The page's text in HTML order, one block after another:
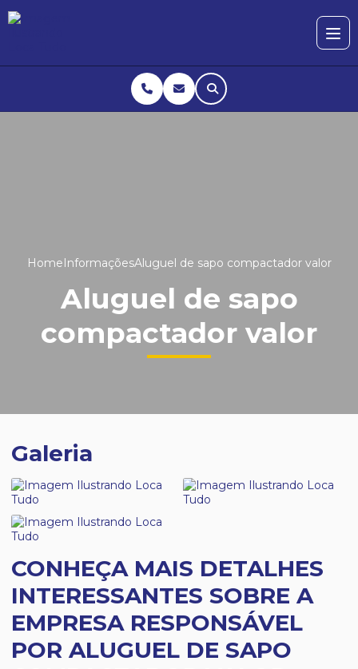
HomeInformaçõesAluguel de sapo compactador valor
Aluguel de sapo
compactador valor
Galeria
CONHEÇA MAIS DETALHES
INTERESSANTES SOBRE A
EMPRESA RESPONSÁVEL
POR ALUGUEL DE SAPO